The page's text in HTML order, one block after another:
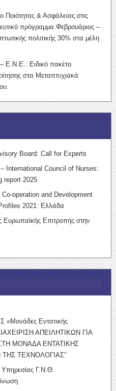
Ποιότητας & Ασφάλειας στις
πρόγραμμα Φεβρουάριος –
πολιτικής 30% στα μέλη
Ε.Ν.Ε.: Ειδικό πακέτο
στα Μεταπτυχιακά
Board: Call for Experts
International Council of Nurses:
report 2025
operation and Development
2021: Ελλάδα
Ευρωπαϊκής Επιτροπής στην
«Μονάδες Εντατικής
ΑΠΕΙΛΗΤΙΚΩΝ ΓΙΑ
ΜΟΝΑΔΑ ΕΝΤΑΤΙΚΗΣ
ΤΕΧΝΟΛΟΓΙΑΣ”
Υπηρεσίας Γ.Ν.Θ.